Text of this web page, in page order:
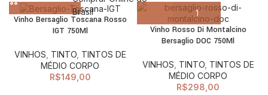
Vinho Bersaglio Toscana Rosso
IGT 750Ml
VINHOS TINTO, TINTOS DE
MÉDIO CORPO
R$149,00
Vinho Rosso Di Montalcino
Bersaglio DOC 750Ml
VINHOS TINTO, TINTOS DE
MÉDIO CORPO
R$298,00